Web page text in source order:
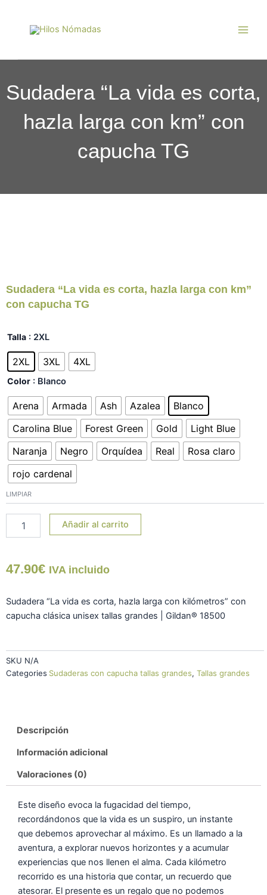
contenido
Sudadera “La vida es corta,
hazla larga con km” con
capucha TG
Sudadera “La vida es corta, hazla larga con km”
con capucha TG
Talla : 2XL
2XL 3XL 4XL
Color : Blanco
Arena Armada Ash Azalea
Blanco
Carolina Blue
Forest Green Gold
Light Blue
Naranja
Negro Orquídea Real
Rosa claro
rojo cardenal
LIMPIAR
Sudadera
vida
es
corta,
larga
con
km"
con
capucha
TG
cantidad
Añadir al carrito
47.90€ IVA incluido
Sudadera “La vida es corta, hazla larga con kilómetros” con
capucha clásica unisex tallas grandes | Gildan® 18500
SKU N/A
Categories Sudaderas con capucha tallas grandes, Tallas grandes
Descripción
Información adicional
Valoraciones (0)
Este diseño evoca la fugacidad del tiempo,
recordándonos que la vida es un suspiro, un instante
que debemos aprovechar al máximo. Es un llamado a la
aventura, a explorar nuevos horizontes y a acumular
experiencias que nos llenen el alma. Cada kilómetro
recorrido es una historia que contar, un recuerdo que
atesorar. El presente es un regalo que no podemos